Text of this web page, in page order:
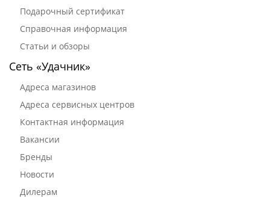
Подарочный сертификат
Справочная информация
Статьи и обзоры
Сеть «Удачник»
Адреса магазинов
Адреса сервисных центров
Контактная информация
Вакансии
Бренды
Новости
Дилерам